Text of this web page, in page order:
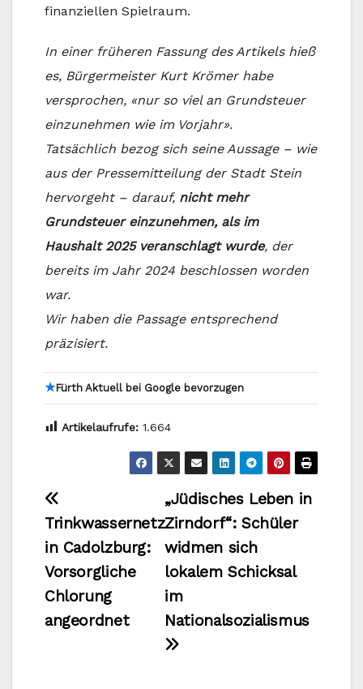
finanziellen Spielraum.
In einer früheren Fassung des Artikels hieß
es, Bürgermeister Kurt Krömer habe
versprochen, «nur so viel an Grundsteuer
einzunehmen wie im Vorjahr».
Tatsächlich bezog sich seine Aussage – wie
aus der Pressemitteilung der Stadt Stein
hervorgeht – darauf, nicht mehr
Grundsteuer einzunehmen, als im
Haushalt 2025 veranschlagt wurde, der
bereits im Jahr 2024 beschlossen worden
war.
Wir haben die Passage entsprechend
präzisiert.
★Fürth Aktuell bei Google bevorzugen
Artikelaufrufe: 1.664
Beitragsnavigation
„Jüdisches Leben in
Zirndorf“: Schüler
widmen sich
lokalem Schicksal
im
Nationalsozialismus
Trinkwassernetz
in Cadolzburg:
Vorsorgliche
Chlorung
angeordnet